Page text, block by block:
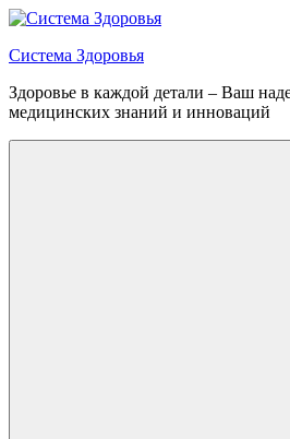
Перейти
содержимому
Система Здоровья
Здоровье в каждой детали – Ваш
медицинских знаний и инноваций